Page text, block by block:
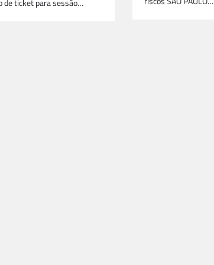
de ticket para sessão…